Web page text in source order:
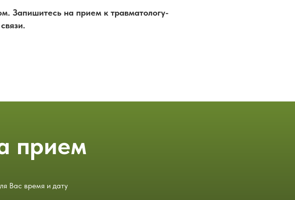
Запишитесь на прием к травматологу-
прием
Вас время и дату